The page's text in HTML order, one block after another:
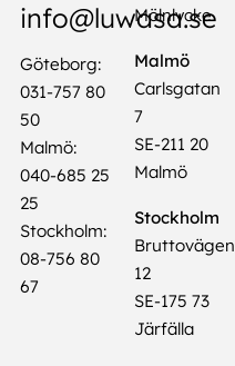
info@luwasa.se
Göteborg:
031-757 80
50
Malmö:
040-685 25
25
Stockholm:
08-756 80
67
Mölnlycke
Malmö
Carlsgatan
7
SE-211 20
Malmö
Stockholm
Bruttovägen
12
SE-175 73
Järfälla